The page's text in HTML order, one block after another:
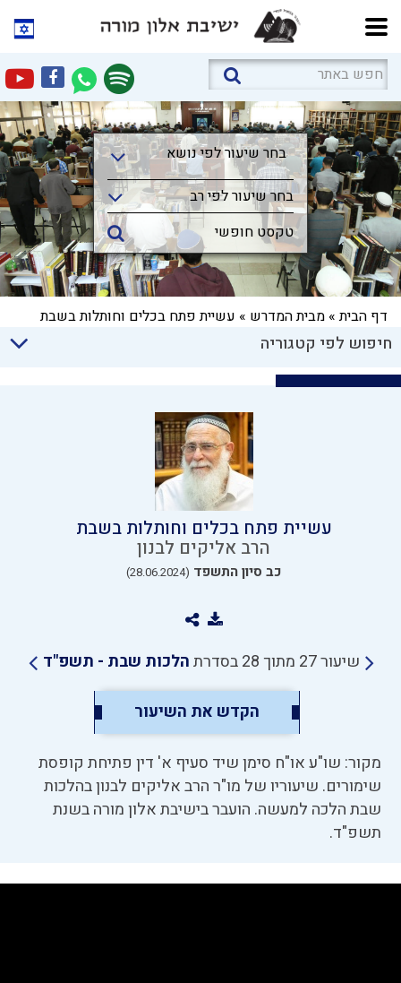
בחר שיעור לפי נושא
בחר שיעור לפי נושא
בחר שיעור לפי רב
דף הבית» מבית המדרש » עשיית פתח בכלים וחותלות בשבת
חיפוש לפי קטגוריה
עשיית פתח בכלים וחותלות בשבת
הרב אליקים לבנון
כב סיון התשפד (28.06.2024)
שיעור 27 מתוך 28 בסדרת הלכות שבת - תשפ"ד
הקדש את השיעור
מקור: שו"ע או"ח סימן שיד סעיף א' דין פתיחת קופסת
שימורים. שיעוריו של מו"ר הרב אליקים לבנון בהלכות
שבת הלכה למעשה. הועבר בישיבת אלון מורה בשנת
תשפ"ד.